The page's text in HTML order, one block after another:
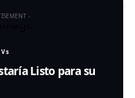
-
Listo para su